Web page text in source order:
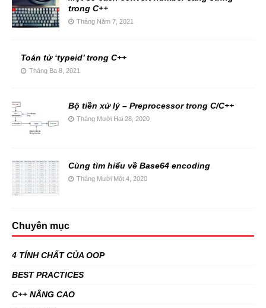
trong C++
Tháng Năm 7, 2021
Toán tử ‘typeid’ trong C++
Tháng Ba 8, 2021
Bộ tiền xử lý – Preprocessor trong C/C++
Tháng Mười Hai 28, 2020
Cùng tìm hiểu về Base64 encoding
Tháng Mười Một 4, 2020
Chuyên mục
4 TÍNH CHẤT CỦA OOP
BEST PRACTICES
C++ NÂNG CAO